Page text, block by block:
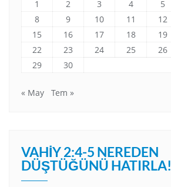
1 2 3 4 5
8
9 10 11 12
15
16 17 18 19
22
23 24 25 26
29
30
« May Tem »
VAHIY 2:4-5 NEREDEN
DÜŞTÜĞÜNÜ HATIRLA!